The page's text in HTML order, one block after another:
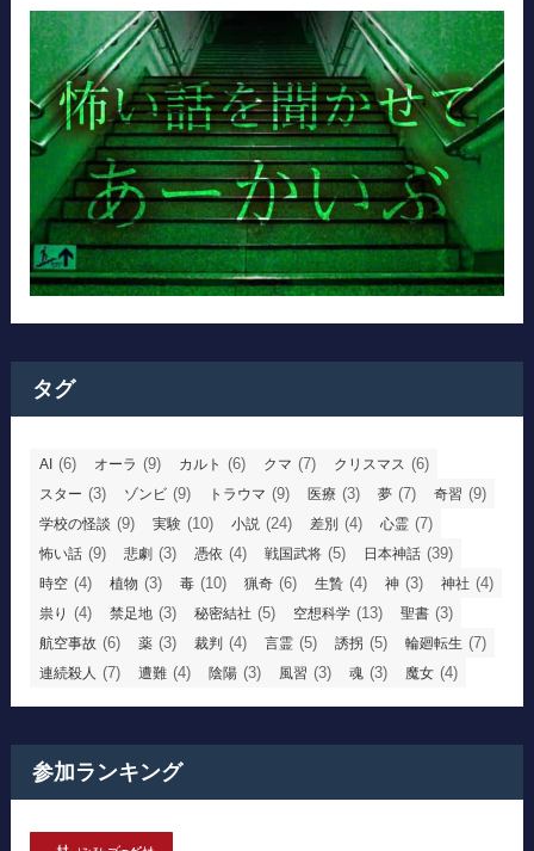
タグ
AI (6) オーラ (9) カルト (6) クマ (7) クリスマス (6)
スター (3) ゾンビ (9) トラウマ (9) 医療 (3) 夢 (7) 奇習 (9)
学校の怪談 (9) 実験 (10) 小説 (24) 差別 (4) 心霊 (7)
怖い話 (9) 悲劇 (3) 憑依 (4) 戦国武将 (5) 日本神話 (39)
時空 (4) 植物 (3) 毒 (10) 猟奇 (6) 生贄 (4) 神 (3) 神社 (4)
祟り (4) 禁足地 (3) 秘密結社 (5) 空想科学 (13) 聖書 (3)
航空事故 (6) 薬 (3) 裁判 (4) 言霊 (5) 誘拐 (5) 輪廻転生 (7)
連続殺人 (7) 遭難 (4) 陰陽 (3) 風習 (3) 魂 (3) 魔女 (4)
参加ランキング